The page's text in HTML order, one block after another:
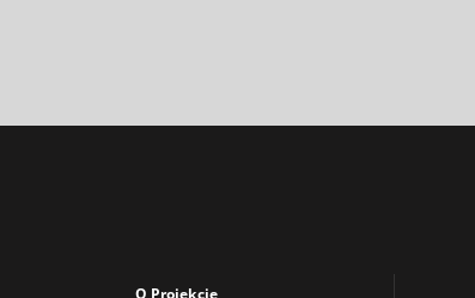
O Projekcie